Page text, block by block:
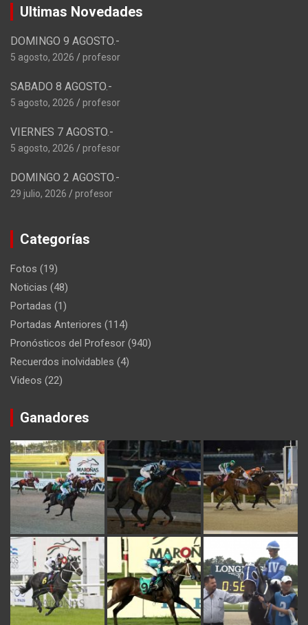
Ultimas Novedades
DOMINGO 9 AGOSTO.-
5 agosto, 2026 profesor
SABADO 8 AGOSTO.-
5 agosto, 2026 profesor
VIERNES 7 AGOSTO.-
5 agosto, 2026 profesor
DOMINGO 2 AGOSTO.-
29 julio, 2026 profesor
Categorías
Fotos (19)
Noticias (48)
Portadas (1)
Portadas Anteriores (114)
Pronósticos del Profesor (940)
Recuerdos inolvidables (4)
Videos (22)
Ganadores